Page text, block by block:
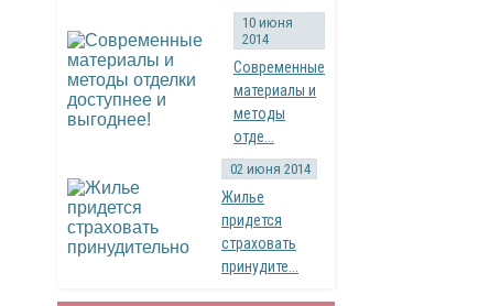
10 июня
2014
Современные
материалы и
методы
отде...
02 июня 2014
Жилье
придется
страховать
принудите...